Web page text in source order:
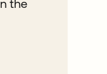
the